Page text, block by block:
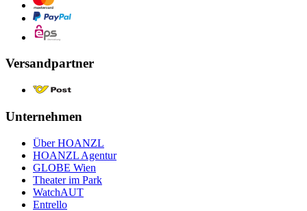
Versandpartner
Unternehmen
Über HOANZL
HOANZL Agentur
GLOBE Wien
Theater im Park
WatchAUT
Entrello